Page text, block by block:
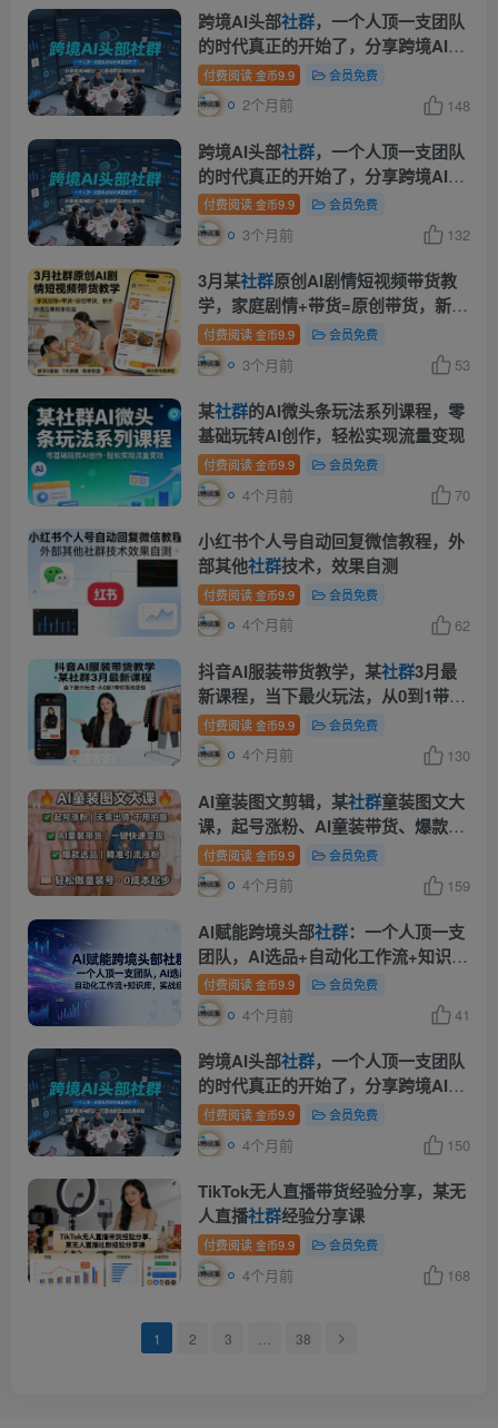
跨境AI头部社群，一个人顶一支团队
的时代真正的开始了，分享跨境AI前
沿，可落地的实战经验(更新5月11日)
付费阅读 金币9.9 会员免费
2个月前 148
跨境AI头部社群，一个人顶一支团队
的时代真正的开始了，分享跨境AI前
沿，可落地的实战经验(更新4月22日)
付费阅读 金币9.9 会员免费
3个月前 132
3月某社群原创AI剧情短视频带货教
学，家庭剧情+带货=原创带货，新手
也能快速出单稳拿收益
付费阅读 金币9.9 会员免费
3个月前 53
某社群的AI微头条玩法系列课程，零
基础玩转AI创作，轻松实现流量变现
付费阅读 金币9.9 会员免费
4个月前 70
小红书个人号自动回复微信教程，外
部其他社群技术，效果自测
付费阅读 金币9.9 会员免费
4个月前 62
抖音AI服装带货教学，某社群3月最
新课程，当下最火玩法，从0到1带你
落地变现
付费阅读 金币9.9 会员免费
4个月前 130
AI童装图文剪辑，某社群童装图文大
课，起号涨粉、AI童装带货、爆款选
品，无需出镜和拍摄
付费阅读 金币9.9 会员免费
4个月前 159
AI赋能跨境头部社群：一个人顶一支
团队，AI选品+自动化工作流+知识
库，实战经验-更新3月
付费阅读 金币9.9 会员免费
4个月前 41
跨境AI头部社群，一个人顶一支团队
的时代真正的开始了，分享跨境AI前
沿，可落地的实战经验(更新3月23日)
付费阅读 金币9.9 会员免费
4个月前 150
TikTok无人直播带货经验分享，某无
人直播社群经验分享课
付费阅读 金币9.9 会员免费
4个月前 168
1 2 3 38